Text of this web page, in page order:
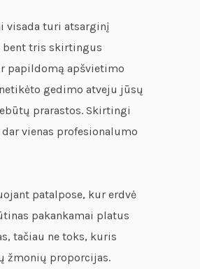
visada turi atsarginį
bent tris skirtingus
papildomą apšvietimo
gedimo atveju jūsų
prarastos. Skirtingi
vienas profesionalumo
patalpose, kur erdvė
pakankamai platus
tačiau ne toks, kuris
žmonių proporcijas.